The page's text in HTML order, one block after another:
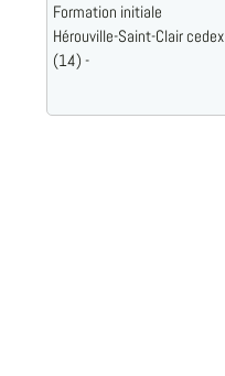
Formation initiale
Hérouville-Saint-Clair cedex
(14) -